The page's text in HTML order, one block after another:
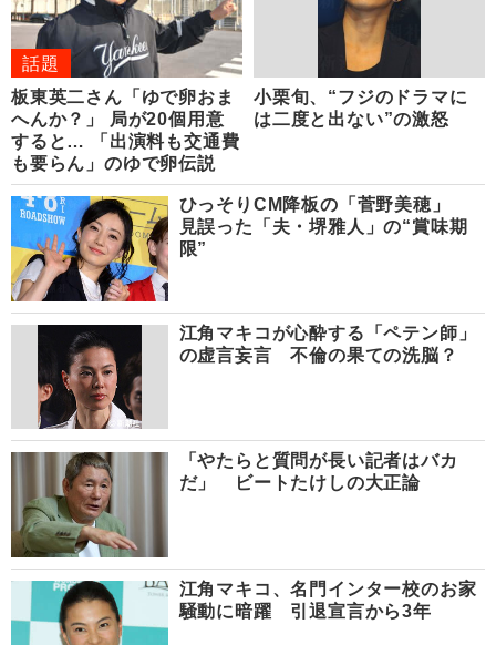
話題
板東英二さん「ゆで卵おま
へんか？」 局が20個用意
すると… 「出演料も交通費
も要らん」のゆで卵伝説
小栗旬、“フジのドラマに
は二度と出ない”の激怒
ひっそりCM降板の「菅野美穂」
見誤った「夫・堺雅人」の“賞味期
限”
江角マキコが心酔する「ペテン師」
の虚言妄言 不倫の果ての洗脳？
「やたらと質問が長い記者はバカ
だ」 ビートたけしの大正論
江角マキコ、名門インター校のお家
騒動に暗躍 引退宣言から3年